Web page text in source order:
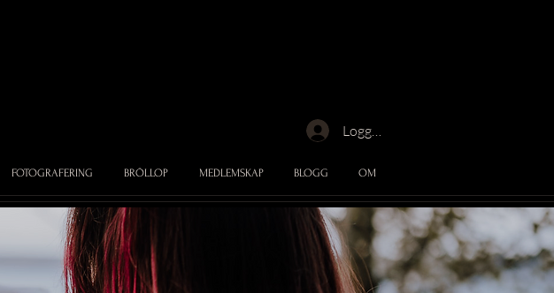
Logga in
FOTOGRAFERING BRÖLLOP MEDLEMSKAP BLOGG OM